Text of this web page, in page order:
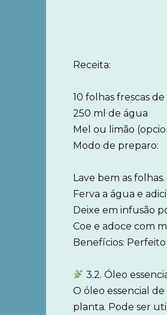
Receita:
10 folhas frescas
250 ml de água
Mel ou limão
Modo de preparo:
Lave bem as folhas.
Ferva a água e
Deixe em infusão
Coe e adoce com
Benefícios:
3.2. Óleo
O óleo essencial
planta. Pode ser